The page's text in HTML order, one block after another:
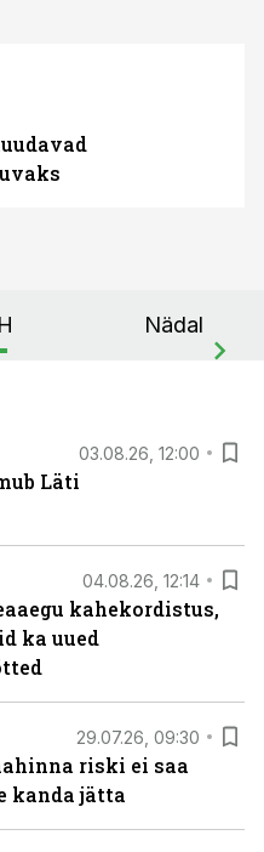
Nädal
03.08.26, 12:00
Läti
04.08.26, 12:14
kahekordistus,
ka uued
29.07.26, 09:30
riski ei saa
kanda jätta